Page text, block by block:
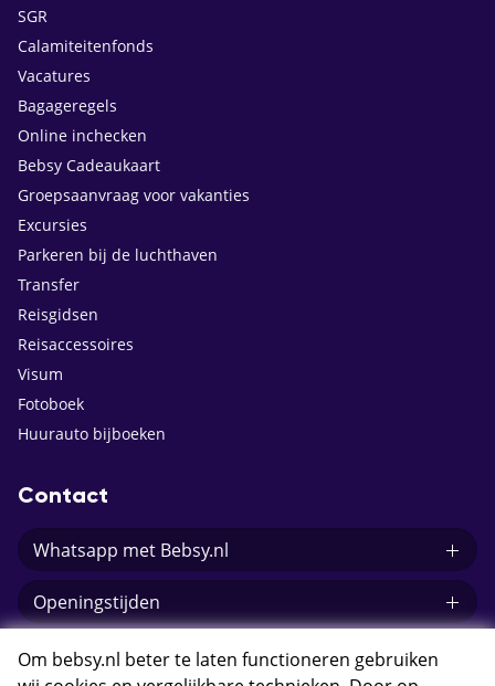
SGR
Calamiteitenfonds
Vacatures
Bagageregels
Online inchecken
Bebsy Cadeaukaart
Groepsaanvraag voor vakanties
Excursies
Parkeren bij de luchthaven
Transfer
Reisgidsen
Reisaccessoires
Visum
Fotoboek
Huurauto bijboeken
Contact
Whatsapp met Bebsy.nl
Openingstijden
E-mail Bebsy.nl
Om bebsy.nl beter te laten functioneren gebruiken